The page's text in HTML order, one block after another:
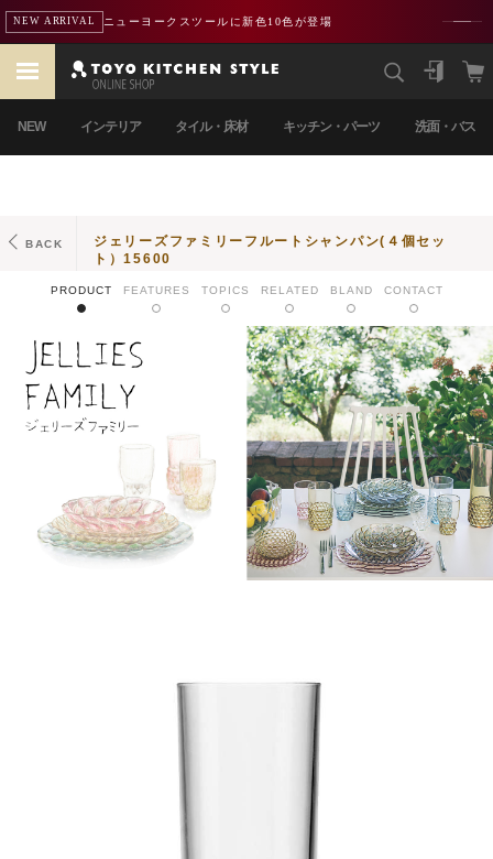
NEW ARRIVAL ニューヨークスツールに新色10色が登場
NEW インテリア タイル・床材 キッチン・パーツ 洗面・バス
BACK
ジェリーズファミリーフルートシャンパン(４個セッ
ト）15600
PRODUCT FEATURES TOPICS RELATED BLAND CONTACT